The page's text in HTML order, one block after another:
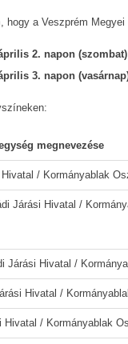
hogy a Veszprém
2. napon
3. napon
megnevezése
/ Kormányablak
Járási Hivatal /
Járási Hivatal /
Hivatal /
Hivatal / Kormányablak